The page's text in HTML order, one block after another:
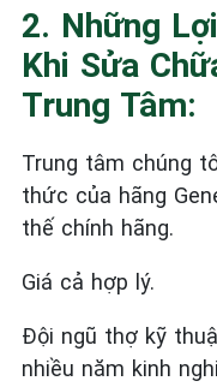
2. Những
Khi Sửa
Trung Tâm:
Trung tâm chúng
thức của hãng
thế chính hãng.
Giá cả hợp lý.
Đội ngũ thợ kỹ
nhiều năm kinh